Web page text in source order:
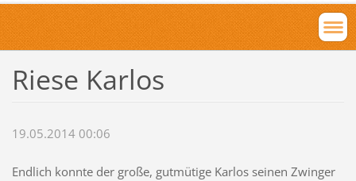
Riese Karlos
19.05.2014 00:06
Endlich konnte der große, gutmütige Karlos seinen Zwinger